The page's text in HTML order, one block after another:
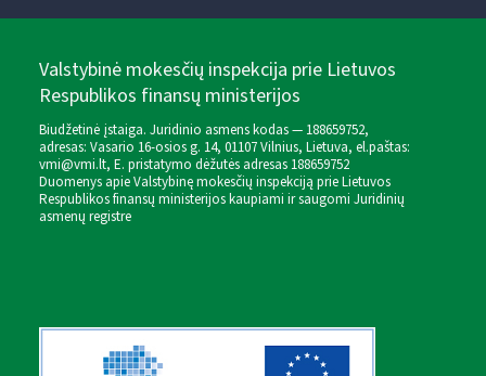
Valstybinė mokesčių inspekcija prie Lietuvos
Respublikos finansų ministerijos
Biudžetinė įstaiga. Juridinio asmens kodas — 188659752,
adresas: Vasario 16-osios g. 14, 01107 Vilnius, Lietuva, el.paštas:
vmi@vmi.lt, E. pristatymo dėžutės adresas 188659752
Duomenys apie Valstybinę mokesčių inspekciją prie Lietuvos
Respublikos finansų ministerijos kaupiami ir saugomi Juridinių
asmenų registre